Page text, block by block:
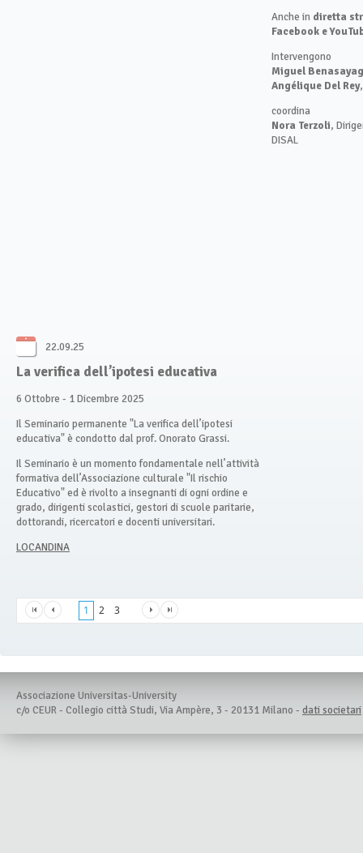
Anche in diretta
Facebook e
Intervengono
Miguel Benasayag
Angélique Del Rey
coordina
Nora Terzoli,
DISAL
22.09.25
La verifica dell’ipotesi educativa
6 Ottobre - 1 Dicembre 2025
Il Seminario permanente "La verifica dell’ipotesi
educativa" è condotto dal prof. Onorato Grassi.
Il Seminario è un momento fondamentale nell’attività
formativa dell’Associazione culturale "Il rischio
Educativo" ed è rivolto a insegnanti di ogni ordine e
grado, dirigenti scolastici, gestori di scuole paritarie,
dottorandi, ricercatori e docenti universitari.
LOCANDINA
1 2 3
Associazione Universitas-University
c/o CEUR - Collegio città Studi, Via Ampère, 3 - 20131 Milano - dati societari